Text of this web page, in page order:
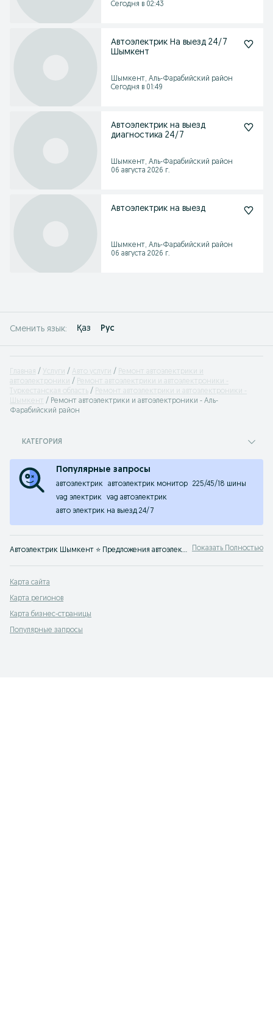
Сегодня в 02:43
Автоэлектрик На выезд 24/7
Шымкент
Шымкент, Аль-Фарабийский район
Сегодня в 01:49
Автоэлектрик на выезд
диагностика 24/7
Шымкент, Аль-Фарабийский район
06 августа 2026 г.
Автоэлектрик на выезд
Шымкент, Аль-Фарабийский район
06 августа 2026 г.
Сменить язык: Қаз Рус
Главная Услуги Авто услуги
Ремонт автоэлектрики и
автоэлектроники
Ремонт автоэлектрики и автоэлектроники -
Туркестанская область
Ремонт автоэлектрики и автоэлектроники -
Шымкент
Ремонт автоэлектрики и автоэлектроники - Аль-
Фарабийский район
КАТЕГОРИЯ
Популярные запросы
автоэлектрик автоэлектрик монитор
225/45/18 шины
vag электрик
vag автоэлектрик
авто электрик на выезд 24/7
Автоэлектрик Шымкент ⭐ Предложения автоэлектриков с выездом, круглосуточно, без выходных ✔️ Расценки по ремонту электрики авто на OLX.kz! Показать Полностью
Карта сайта
Карта регионов
Карта бизнес-страницы
Популярные запросы